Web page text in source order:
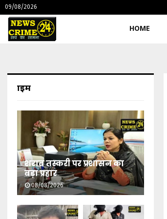
09/08/2026
HOME
क्राइम
शराब तस्करी पर प्रशासन का
बड़ा प्रहार
08/08/2026